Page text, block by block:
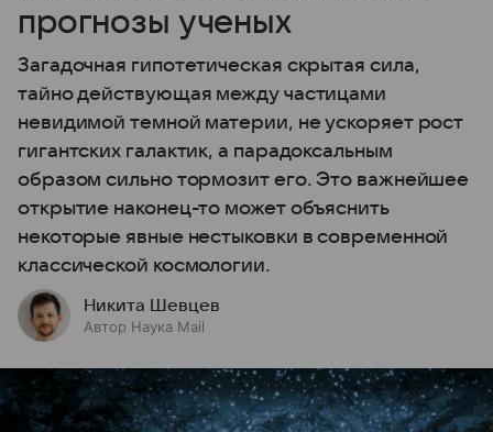
прогнозы ученых
Загадочная гипотетическая скрытая сила,
тайно действующая между частицами
невидимой темной материи, не ускоряет рост
гигантских галактик, а парадоксальным
образом сильно тормозит его. Это важнейшее
открытие наконец-то может объяснить
некоторые явные нестыковки в современной
классической космологии.
Никита Шевцев
Автор Наука Mail